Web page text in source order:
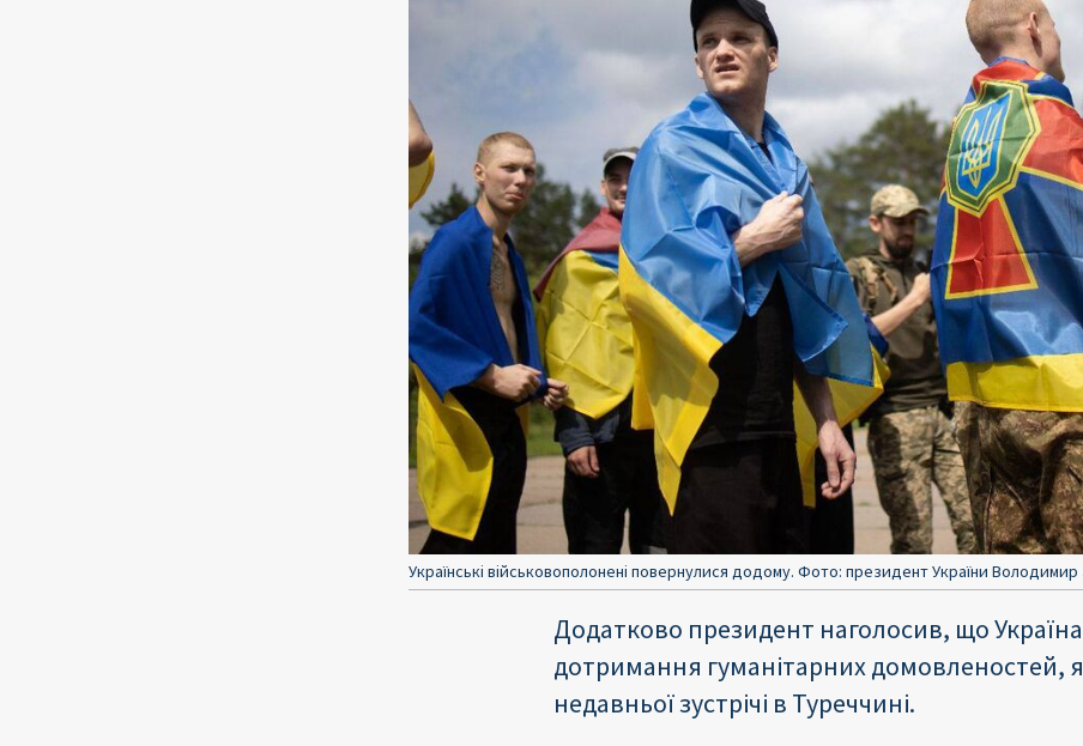
Українські військовополонені повернулися додому. Фото: президент України
Додатково президент наголосив, що
дотримання гуманітарних домовленостей,
недавньої зустрічі в Туреччині.